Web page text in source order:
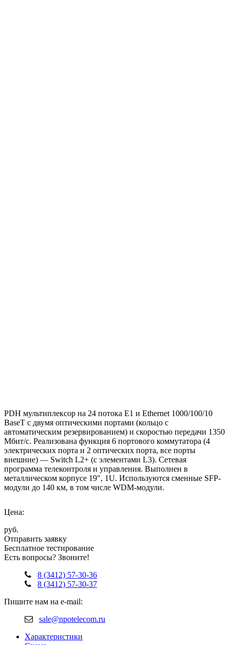
PDH мультиплексор на 24 потока Е1 и Ethernet 1000/100/10
BaseT с двумя оптическими портами (кольцо с
автоматическим резервированием) и скоростью передачи 1350
Мбит/с. Реализована функция 6 портового коммутатора (4
электрических порта и 2 оптических порта, все порты
внешние) — Switch L2+ (с элементами L3). Сетевая
программа телеконтроля и управления. Выполнен в
металлическом корпусе 19″, 1U. Используются сменные SFP-
модули до 140 км, в том числе WDM-модули.
Цена:
руб.
Отправить заявку
Бесплатное тестирование
Есть вопросы? Звоните!
8 (3412) 57-30-36
8 (3412) 57-30-37
Пишите нам на e-mail:
sale@npotelecom.ru
Характеристики